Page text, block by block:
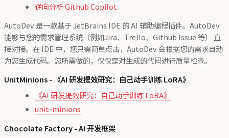
逆向分析 Github Copilot
AutoDev 是一款基于 JetBrains IDE 的 AI 辅助编程插件。AutoDev
能够与您的需求管理系统（例如Jira、Trello、Github Issue 等） 直
接对接。在 IDE 中，您只需简单点击，AutoDev 会根据您的需求自动
为您生成代码。您所需做的，仅仅是对生成的代码进行质量检查。
UnitMinions - 《AI 研发提效研究：自己动手训练 LoRA》
《AI 研发提效研究：自己动手训练 LoRA》
unit-minions
Chocolate Factory - AI 开发框架